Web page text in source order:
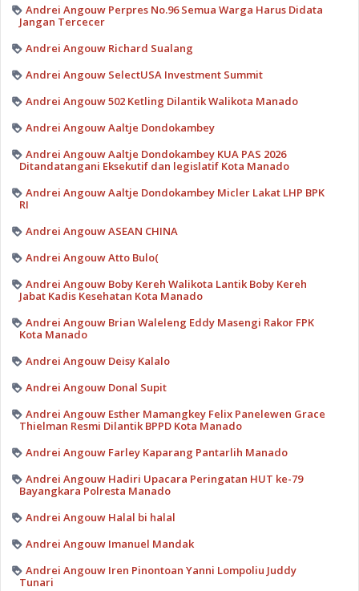
Andrei Angouw Perpres No.96 Semua Warga Harus Didata
Jangan Tercecer
Andrei Angouw Richard Sualang
Andrei Angouw SelectUSA Investment Summit
Andrei Angouw 502 Ketling Dilantik Walikota Manado
Andrei Angouw Aaltje Dondokambey
Andrei Angouw Aaltje Dondokambey KUA PAS 2026
Ditandatangani Eksekutif dan legislatif Kota Manado
Andrei Angouw Aaltje Dondokambey Micler Lakat LHP BPK
RI
Andrei Angouw ASEAN CHINA
Andrei Angouw Atto Bulo(
Andrei Angouw Boby Kereh Walikota Lantik Boby Kereh
Jabat Kadis Kesehatan Kota Manado
Andrei Angouw Brian Waleleng Eddy Masengi Rakor FPK
Kota Manado
Andrei Angouw Deisy Kalalo
Andrei Angouw Donal Supit
Andrei Angouw Esther Mamangkey Felix Panelewen Grace
Thielman Resmi Dilantik BPPD Kota Manado
Andrei Angouw Farley Kaparang Pantarlih Manado
Andrei Angouw Hadiri Upacara Peringatan HUT ke-79
Bayangkara Polresta Manado
Andrei Angouw Halal bi halal
Andrei Angouw Imanuel Mandak
Andrei Angouw Iren Pinontoan Yanni Lompoliu Juddy
Tunari